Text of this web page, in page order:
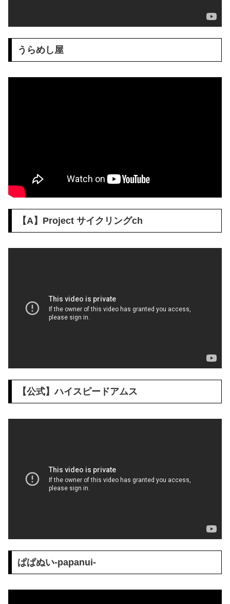
うらめし屋
【A】Project サイクリングch
【公式】ハイスピードアムス
ぱぱぬい-papanui-